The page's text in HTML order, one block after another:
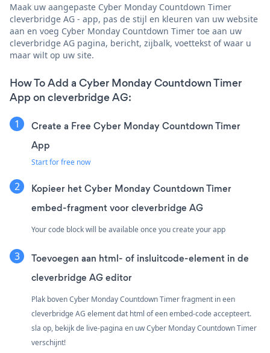
Maak uw aangepaste Cyber Monday Countdown Timer
cleverbridge AG - app, pas de stijl en kleuren van uw website
aan en voeg Cyber Monday Countdown Timer toe aan uw
cleverbridge AG pagina, bericht, zijbalk, voettekst of waar u
maar wilt op uw site.
How To Add a Cyber Monday Countdown Timer
App on cleverbridge AG:
Create a Free Cyber Monday Countdown Timer
App
Start for free now
Kopieer het Cyber Monday Countdown Timer
embed-fragment voor cleverbridge AG
Your code block will be available once you create your app
Toevoegen aan html- of insluitcode-element in de
cleverbridge AG editor
Plak boven Cyber Monday Countdown Timer fragment in een
cleverbridge AG element dat html of een embed-code accepteert.
sla op, bekijk de live-pagina en uw Cyber Monday Countdown Timer
verschijnt!